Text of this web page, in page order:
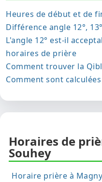
Heures de début et de
Différence angle 12°,
L'angle 12° est-il
horaires de prière
Comment trouver la
Comment sont
Horaires de
Souhey
Horaire prière à